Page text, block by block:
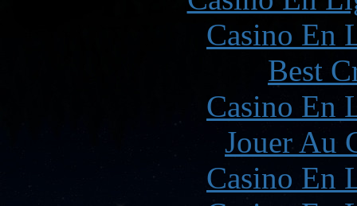
Casino En
Best
Casino En
Jouer Au
Casino En